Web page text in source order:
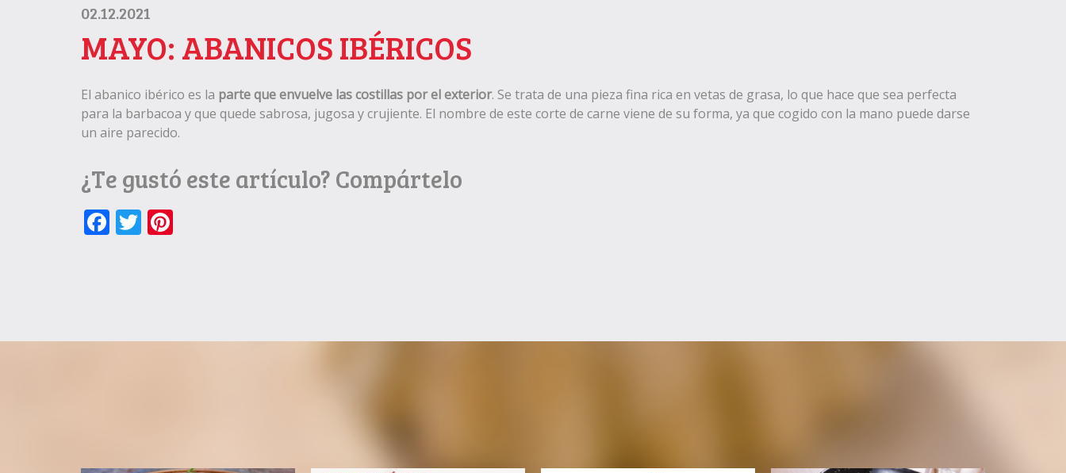
02.12.2021
MAYO: ABANICOS IBÉRICOS
El abanico ibérico es la parte que envuelve las costillas por el exterior. Se trata de una pieza fina rica en vetas de grasa, lo que hace que sea perfecta
para la barbacoa y que quede sabrosa, jugosa y crujiente. El nombre de este corte de carne viene de su forma, ya que cogido con la mano puede darse
un aire parecido.
¿Te gustó este artículo? Compártelo
Facebook
Twitter